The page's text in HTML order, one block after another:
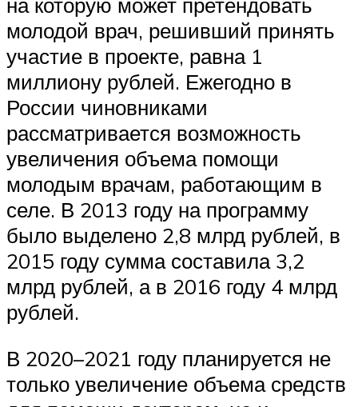
молодой врач, решивший принять
участие в проекте, равна 1
миллиону рублей. Ежегодно в
России чиновниками
рассматривается возможность
увеличения объема помощи
молодым врачам, работающим в
селе. В 2013 году на программу
было выделено 2,8 млрд рублей, в
2015 году сумма составила 3,2
млрд рублей, а в 2016 году 4 млрд
рублей.
В 2020–2021 году планируется не
только увеличение объема средств